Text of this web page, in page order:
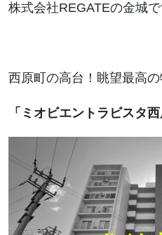
株式会社REGATEの金城で
西原町の高台！眺望最高
「ミオビエントラビス